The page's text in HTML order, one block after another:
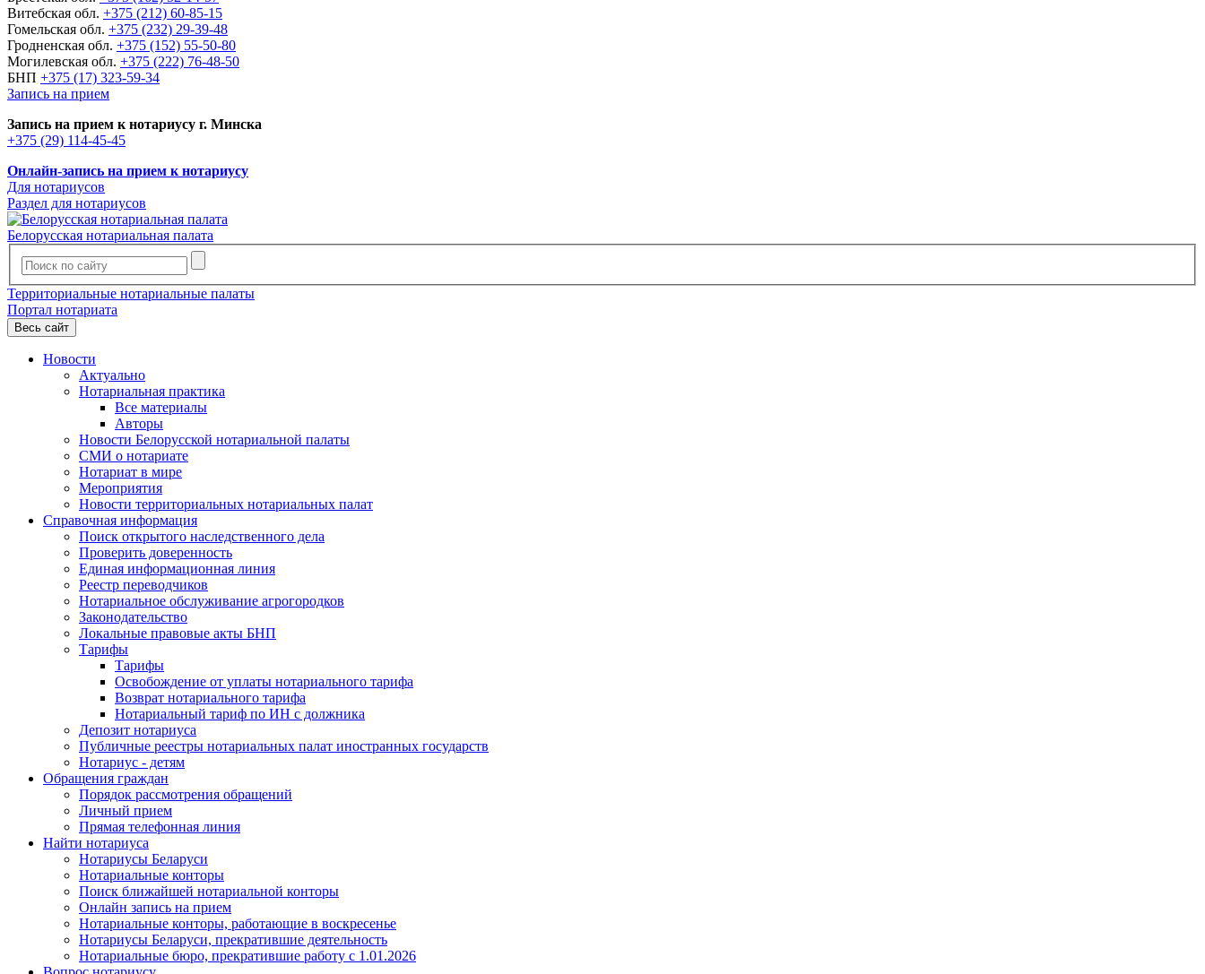
Витебская обл. +375 (212) 60-85-15
Гомельская обл. +375 (232) 29-39-48
Гродненская обл. +375 (152) 55-50-80
Могилевская обл. +375 (222) 76-48-50
БНП +375 (17) 323-59-34
Запись на прием
Запись на прием к нотариусу г. Минска
+375 (29) 114-45-45
Онлайн-запись на прием к нотариусу
Для нотариусов
Раздел для нотариусов
Белорусская нотариальная палата
Территориальные нотариальные палаты
Портал нотариата
Весь сайт
Новости
Актуально
Нотариальная практика
Все материалы
Авторы
Новости Белорусской нотариальной палаты
СМИ о нотариате
Нотариат в мире
Мероприятия
Новости территориальных нотариальных палат
Справочная информация
Поиск открытого наследственного дела
Проверить доверенность
Единая информационная линия
Реестр переводчиков
Нотариальное обслуживание агрогородков
Законодательство
Локальные правовые акты БНП
Тарифы
Тарифы
Освобождение от уплаты нотариального тарифа
Возврат нотариального тарифа
Нотариальный тариф по ИН с должника
Депозит нотариуса
Публичные реестры нотариальных палат иностранных государств
Нотариус - детям
Обращения граждан
Порядок рассмотрения обращений
Личный прием
Прямая телефонная линия
Найти нотариуса
Нотариусы Беларуси
Нотариальные конторы
Поиск ближайшей нотариальной конторы
Онлайн запись на прием
Нотариальные конторы, работающие в воскресенье
Нотариусы Беларуси, прекратившие деятельность
Нотариальные бюро, прекратившие работу с 1.01.2026